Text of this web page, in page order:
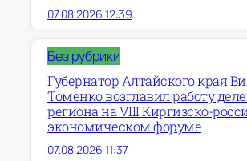
07.08.2026 12:39
Без рубрики
Губернатор Алтайского края
Томенко возглавил работу
региона на VIII Киргизско-
экономическом форуме
07.08.2026 11:37